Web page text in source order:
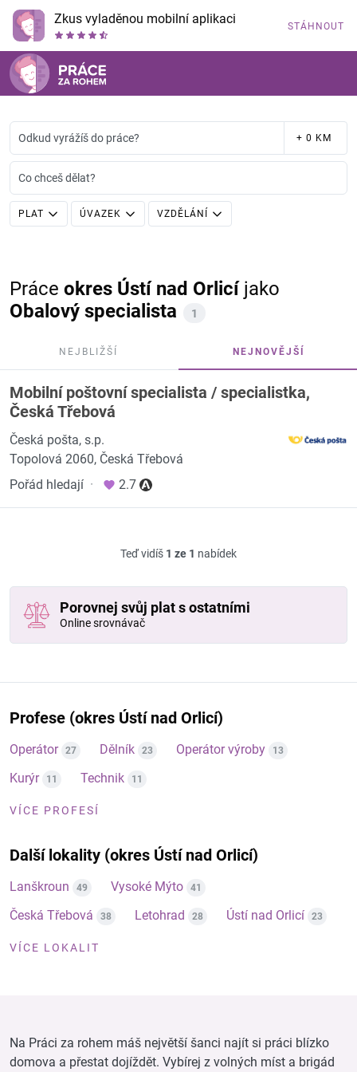
Zkus vyladěnou mobilní aplikaci STÁHNOUT
Odkud vyrážíš do práce? + 0 KM
Co chceš dělat?
PLAT ÚVAZEK VZDĚLÁNÍ
Práce okres Ústí nad Orlicíjako
Obalový specialista
1
NEJBLIŽŠÍ NEJNOVĚJŠÍ
Mobilní poštovní specialista / specialistka,
Česká Třebová
Česká pošta, s.p.
Topolová 2060, Česká Třebová
Pořád hledají · 2.7
Teď vidíš 1 ze 1 nabídek
Porovnej svůj plat s ostatními
Online srovnávač
Profese (okres Ústí nad Orlicí)
Operátor 27 Dělník 23 Operátor výroby 13
Kurýr 11 Technik 11
VÍCE PROFESÍ
Další lokality (okres Ústí nad Orlicí)
Lanškroun 49 Vysoké Mýto 41
Česká Třebová 38 Letohrad 28 Ústí nad Orlicí 23
VÍCE LOKALIT
Na Práci za rohem máš největší šanci najít si práci blízko
domova a přestat dojíždět. Vybírej z volných míst a brigád